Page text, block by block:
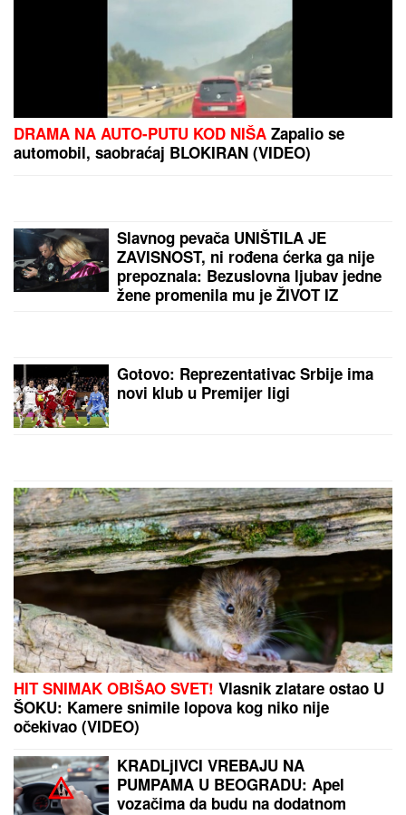
kuće - zaustavljena gradnja balske dvorane
PREPORUKA ZA VAS
akcije
POLICIJA STIGLA U TRŽNI CENTAR
ZBOG SUPRUGE SERGEJA
TRIFUNOVIĆASaznajemo:
Obezbeđenje hitno reagovalo zbog
SUMNJE NA KRAĐU, pa joj pisali
krivičnu prijavu
OLUJNA BURA IPLjUSKOVI NAPADAJU
HRVATSKU: DHMZ izdao upozorenja za celu zemlju